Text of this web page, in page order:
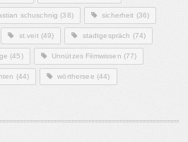
schuschnig (38) sicherheit (36)
st.veit(49) stadtgespräch (74)
(45) Unnützes Filmwissen (77)
(44) wörthersee (44)